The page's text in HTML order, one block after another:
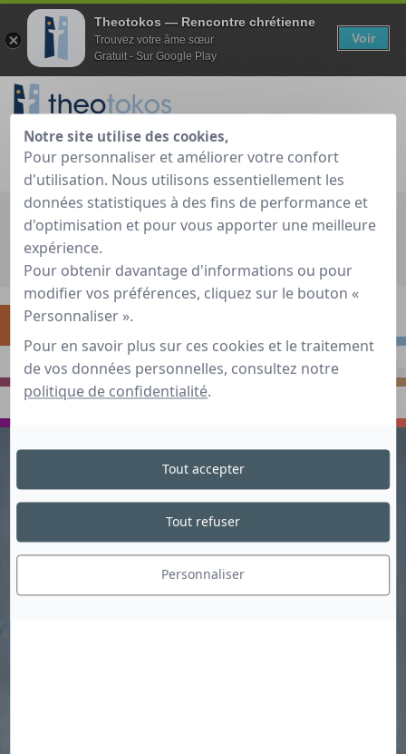
Je teste gratuitement Déjà membre ?
Accueil»Guide de rencontre chrétienne
L'attachement désorganisé ou évitant-craintif
S'INTERROGER
PRIER S'INSPIRER
Theotokos — Rencontre chrétienne
Trouvez votre âme sœur
Gratuit - Sur Google Play
Voir
Notre site utilise des cookies,
Pour personnaliser et améliorer votre confort
d'utilisation. Nous utilisons essentiellement les
données statistiques à des fins de performance et
d'optimisation et pour vous apporter une meilleure
expérience.
Pour obtenir davantage d'informations ou pour
modifier vos préférences, cliquez sur le bouton «
Personnaliser ».
Pour en savoir plus sur ces cookies et le traitement
de vos données personnelles, consultez notre
politique de confidentialité.
Personnaliser
Tout refuser
Tout accepter